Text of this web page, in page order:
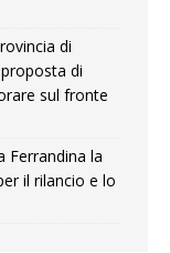
di
di
sul fronte
Ferrandina la
il rilancio e lo